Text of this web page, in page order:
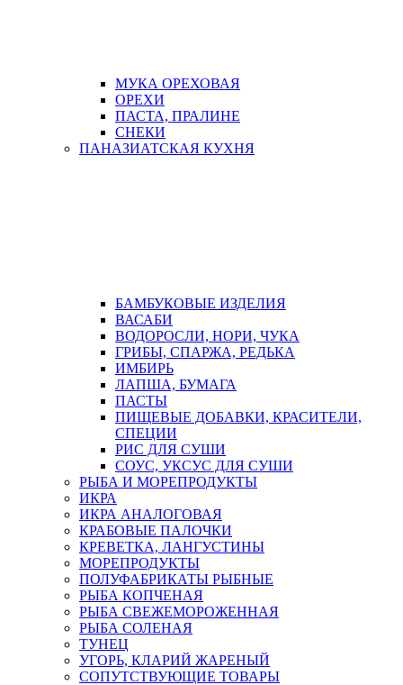
МУКА ОРЕХОВАЯ
ОРЕХИ
ПАСТА, ПРАЛИНЕ
СНЕКИ
ПАНАЗИАТСКАЯ КУХНЯ
БАМБУКОВЫЕ ИЗДЕЛИЯ
ВАСАБИ
ВОДОРОСЛИ, НОРИ, ЧУКА
ГРИБЫ, СПАРЖА, РЕДЬКА
ИМБИРЬ
ЛАПША, БУМАГА
ПАСТЫ
ПИЩЕВЫЕ ДОБАВКИ, КРАСИТЕЛИ,
СПЕЦИИ
РИС ДЛЯ СУШИ
СОУС, УКСУС ДЛЯ СУШИ
РЫБА И МОРЕПРОДУКТЫ
ИКРА
ИКРА АНАЛОГОВАЯ
КРАБОВЫЕ ПАЛОЧКИ
КРЕВЕТКА, ЛАНГУСТИНЫ
МОРЕПРОДУКТЫ
ПОЛУФАБРИКАТЫ РЫБНЫЕ
РЫБА КОПЧЕНАЯ
РЫБА СВЕЖЕМОРОЖЕННАЯ
РЫБА СОЛЕНАЯ
ТУНЕЦ
УГОРЬ, КЛАРИЙ ЖАРЕНЫЙ
СОПУТСТВУЮЩИЕ ТОВАРЫ